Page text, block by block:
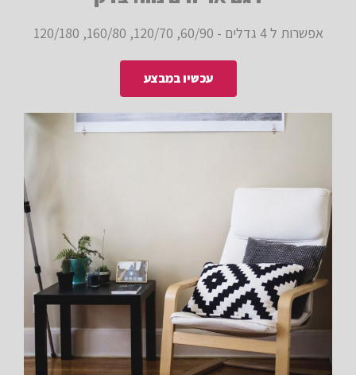
אפשרות ל 4 גדלים - 60/90, 120/70, 160/80, 120/180
עכשיו במבצע